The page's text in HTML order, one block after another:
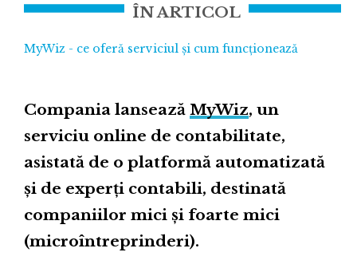
ÎN ARTICOL
MyWiz - ce oferă serviciul și cum funcționează
Compania lansează MyWiz, un
serviciu online de contabilitate,
asistată de o platformă automatizată
și de experți contabili, destinată
companiilor mici și foarte mici
(microîntreprinderi).